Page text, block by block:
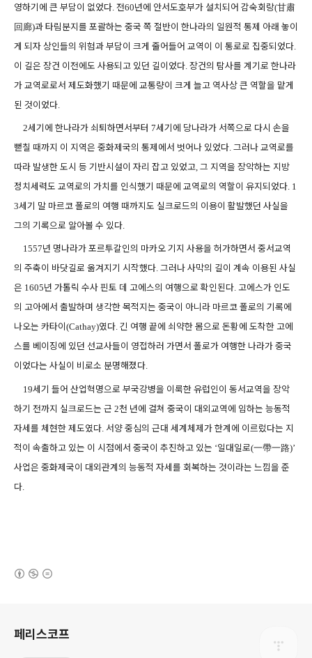
영하기에 큰 부담이 없었다 전60년에 안서도호부가 설치되어 감숙회랑(甘肅
回廊)과 타림분지를 포괄하는 중국 쪽 절반이 한나라의 일원적 통제 아래 놓이
게 되자 상인들의 위험과 부담이 크게 줄어들어 교역이 이 통로로 집중되었다
이 길은 장건 이전에도 사용되고 있던 길이었다 장건의 탐사를 계기로 한나라
가 교역로로서 제도화했기 때문에 교통량이 크게 늘고 역사상 큰 역할을 맡게
된 것이었다
2세기에 한나라가 쇠퇴하면서부터7세기에 당나라가 서쪽으로 다시 손을
뻗칠 때까지 이 지역은 중화제국의 통제에서 벗어나 있었다. 그러나 교역로를
따라 발생한 도시 등 기반시설이 자리 잡고 있었고, 그 지역을 장악하는 지방
정치세력도 교역로의 가치를 인식했기 때문에 교역로의 역할이 유지되었다. 1
3세기 말 마르코 폴로의 여행 때까지도 실크로드의 이용이 활발했던 사실을
그의 기록으로 알아볼 수 있다.
1557년 명나라가 포르투갈인의 마카오 기지 사용을 허가하면서 중서교역
의 주축이 바닷길로 옮겨지기 시작했다. 그러나 사막의 길이 계속 이용된 사실
은 1605년 가톨릭 수사 핀토 데 고에스의 여행으로 확인된다. 고에스가 인도
의 고아에서 출발하며 생각한 목적지는 중국이 아니라 마르코 폴로의 기록에
나오는 카타이(Cathay)였다. 긴 여행 끝에 쇠약한 몸으로 돈황에 도착한 고에
스를 베이징에 있던 선교사들이 영접하러 가면서 폴로가 여행한 나라가 중국
이었다는 사실이 비로소 분명해졌다.
19세기 들어 산업혁명으로 부국강병을 이룩한 유럽인이 동서교역을 장악
하기 전까지 실크로드는 근 2천 년에 걸쳐 중국이 대외교역에 임하는 능동적
자세를 체현한 제도였다 서양 중심의 근대 세계체제가 한계에 이르렀다는 지
적이 속출하고 있는 이 시점에서 중국이 추진하고 있는 ‘일대일로(一帶一路)’
사업은 중화제국이 대외관계의 능동적 자세를 회복하는 것이라는 느낌을 준
다
페리스코프